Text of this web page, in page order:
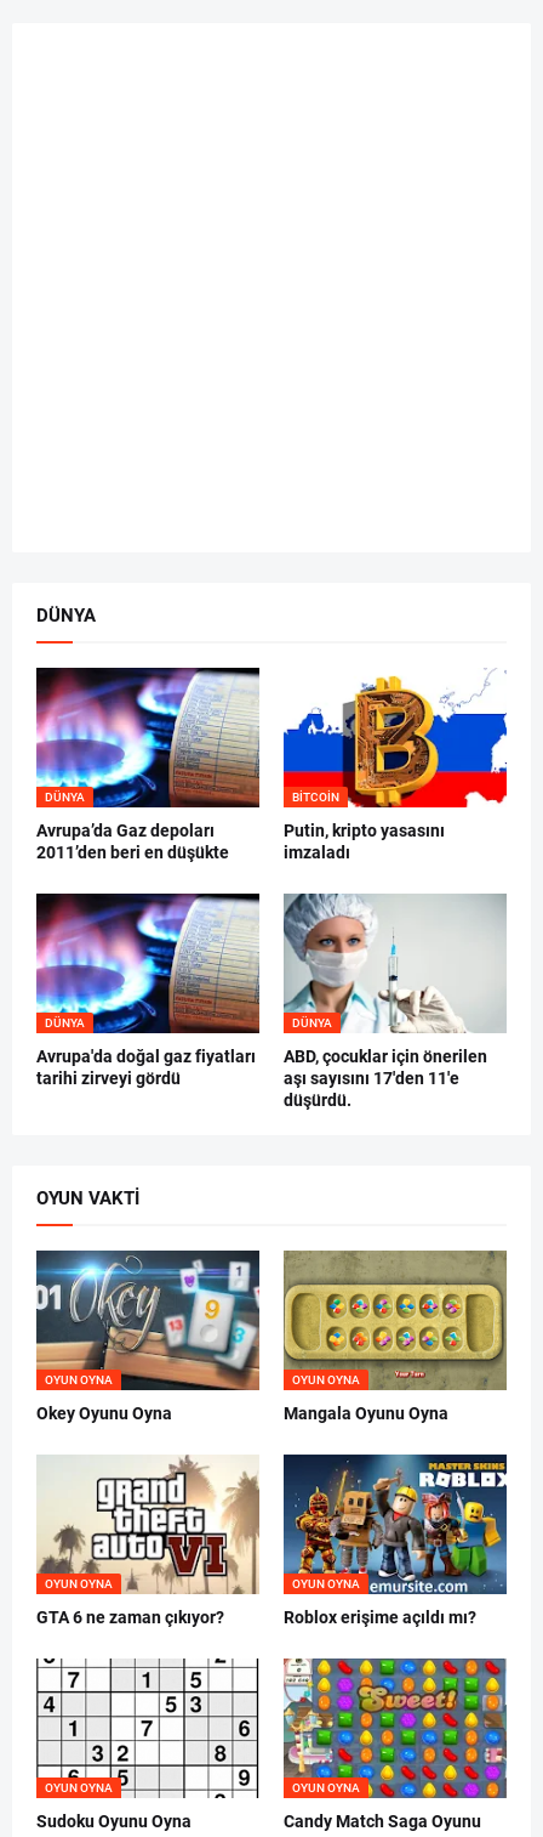
DÜNYA
DÜNYA
Avrupa’da Gaz depoları
2011’den beri en düşükte
BITCOIN
Putin, kripto yasasını
imzaladı
DÜNYA
Avrupa'da doğal gaz fiyatları
tarihi zirveyi gördü
DÜNYA
ABD, çocuklar için önerilen
aşı sayısını 17'den 11'e
düşürdü.
OYUN VAKTI
OYUN OYNA
Okey Oyunu Oyna
OYUN OYNA
Mangala Oyunu Oyna
OYUN OYNA
GTA 6 ne zaman çıkıyor?
OYUN OYNA
Roblox erişime açıldı mı?
OYUN OYNA
Sudoku Oyunu Oyna
OYUN OYNA
Candy Match Saga Oyunu